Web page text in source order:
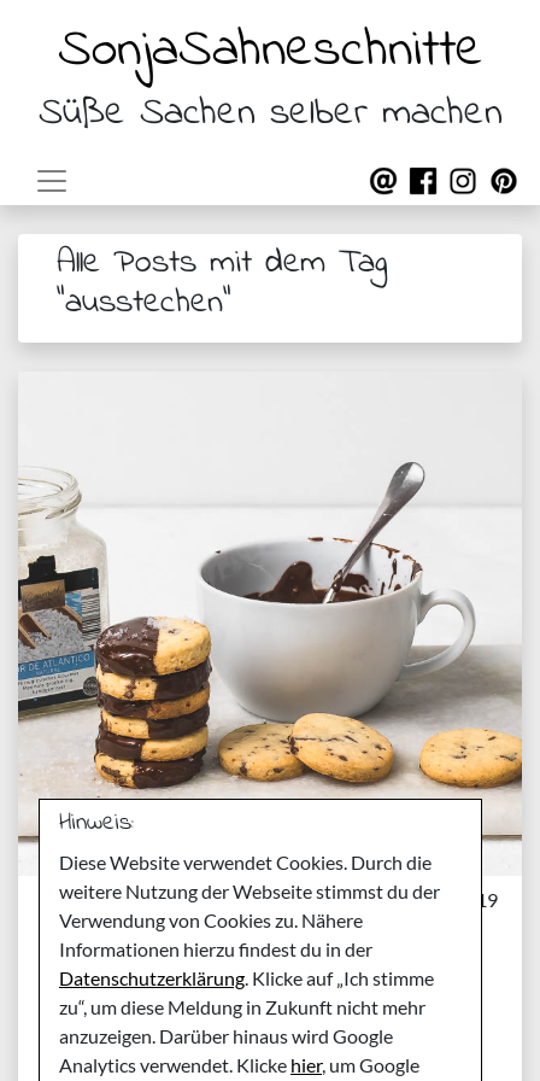
SonjaSahneschnitte
Süße Sachen selber machen
Alle Posts mit dem Tag
"ausstechen"
Sonntag, 17. November 2019
Rezept für Orangen-
Schoko-Plätzchen -
Ausstechplätzchen
Hinweis:
Diese Website verwendet Cookies. Durch die
weitere Nutzung der Webseite stimmst du der
Verwendung von Cookies zu. Nähere
Informationen hierzu findest du in der
Datenschutzerklärung. Klicke auf „Ich stimme
zu“, um diese Meldung in Zukunft nicht mehr
anzuzeigen. Darüber hinaus wird Google
Analytics verwendet. Klicke hier, um Google